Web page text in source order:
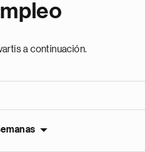
a continuación.